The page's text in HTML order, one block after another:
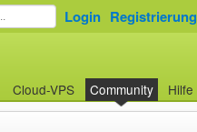
Cloud-VPS Community Hilfe
Login Registrierung